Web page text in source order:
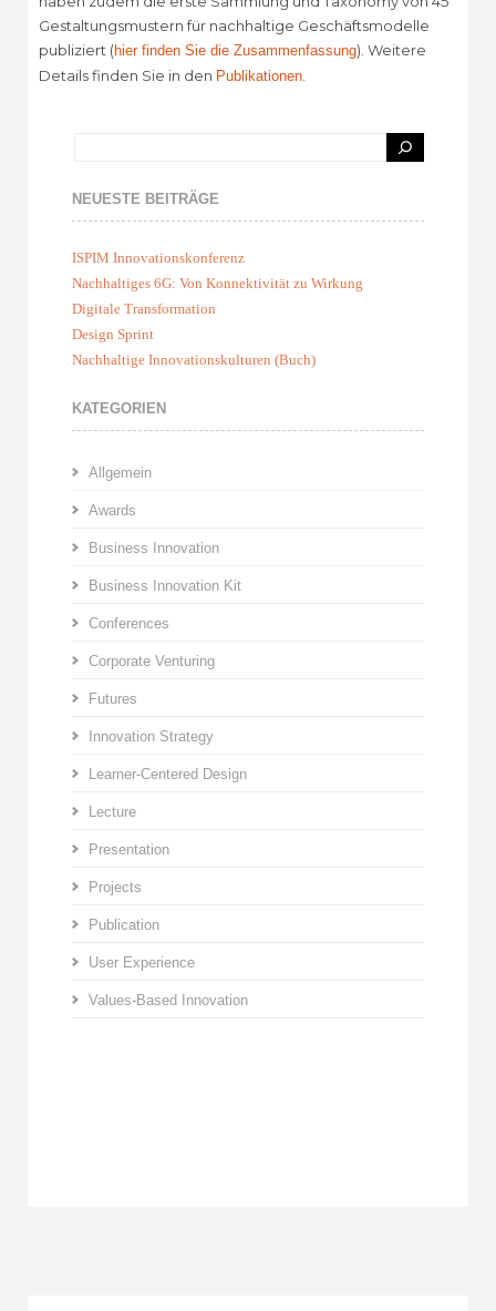
Gestaltungsmustern für nachhaltige Geschäftsmodelle
publiziert (hier finden Sie die Zusammenfassung). Weitere
Details finden Sie in den Publikationen
NEUESTE BEITRÄGE
ISPIM Innovationskonferenz
Nachhaltiges 6G: Von Konnektivität zu Wirkung
Digitale Transformation
Design Sprint
Nachhaltige Innovationskulturen (Buch)
KATEGORIEN
Allgemein
Awards
Business Innovation
Business Innovation Kit
Conferences
Corporate Venturing
Futures
Innovation Strategy
Learner-Centered Design
Lecture
Presentation
Projects
Publication
User Experience
Values-Based Innovation